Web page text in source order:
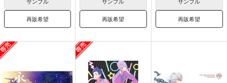
再販希望 再販希望 再販希望